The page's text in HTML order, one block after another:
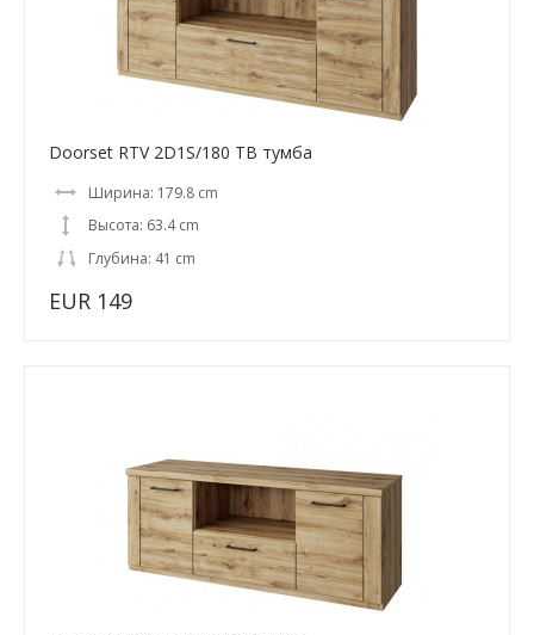
Doorset RTV 2D1S/180 ТВ тумба
Ширина: 179.8 cm
Высота: 63.4 cm
Глубина: 41 cm
EUR 149